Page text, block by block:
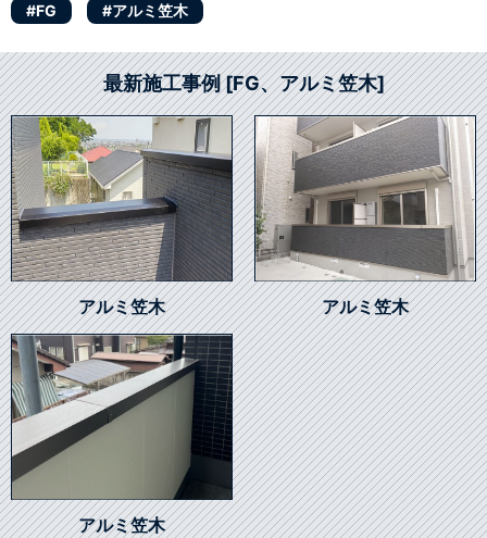
#FG #アルミ笠木
最新施工事例 [FG、アルミ笠木]
アルミ笠木 アルミ笠木
アルミ笠木